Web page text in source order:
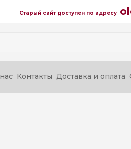
Старый сайт доступен по адресу
Контакты Доставка и оплата